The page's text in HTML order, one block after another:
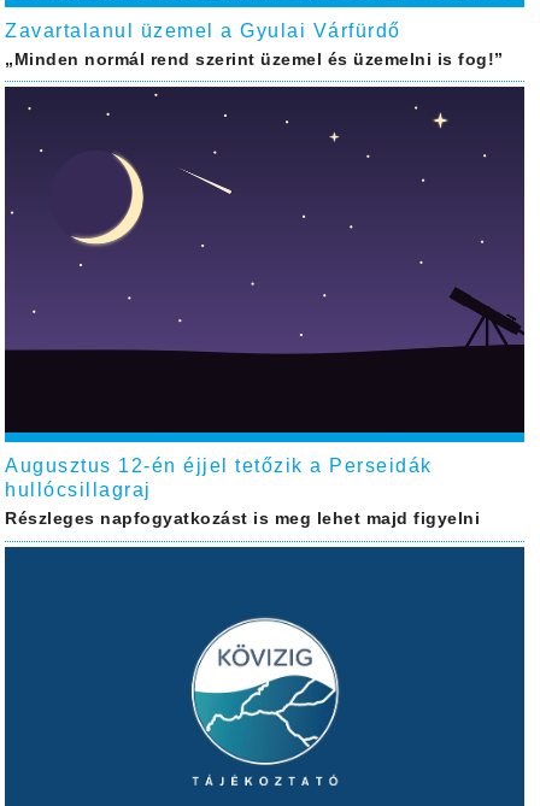
Zavartalanul üzemel a Gyulai Várfürdő
„Minden normál rend szerint üzemel és üzemelni is fog!”
Augusztus 12-én éjjel tetőzik a Perseidák
hullócsillagraj
Részleges napfogyatkozást is meg lehet majd figyelni